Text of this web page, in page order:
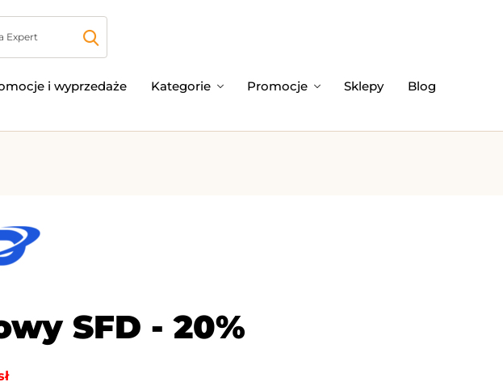
i wyprzedaże Kategorie Promocje Sklepy Blog
SFD - 20%